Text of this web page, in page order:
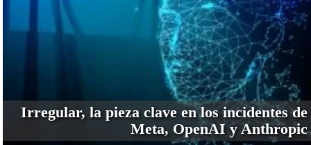
Irregular, la pieza clave en los incidentes de
Meta, OpenAI y Anthropic